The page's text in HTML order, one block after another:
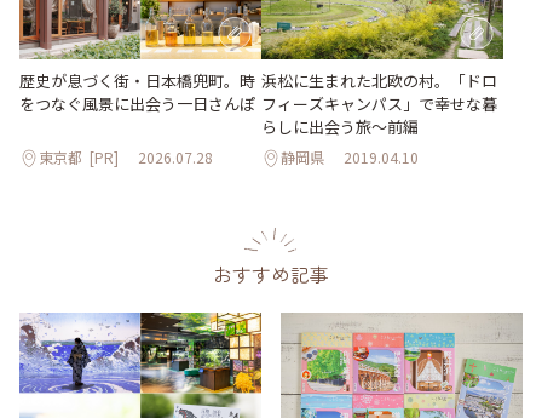
歴史が息づく街・日本橋兜町。時
をつなぐ風景に出会う一日さんぽ
東京都 [PR] 2026.07.28
浜松に生まれた北欧の村。「ドロ
フィーズキャンパス」で幸せな暮
らしに出会う旅～前編
静岡県 2019.04.10
おすすめ記事